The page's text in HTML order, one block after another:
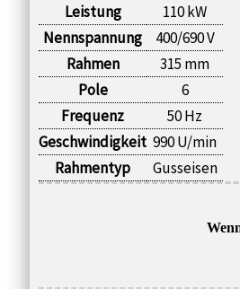
Leistung
110 kW
Nennspannung
400/690 V
Rahmen
315 mm
Pole
6
Frequenz
50 Hz
Geschwindigkeit 990 U/min
Rahmentyp
Gusseisen